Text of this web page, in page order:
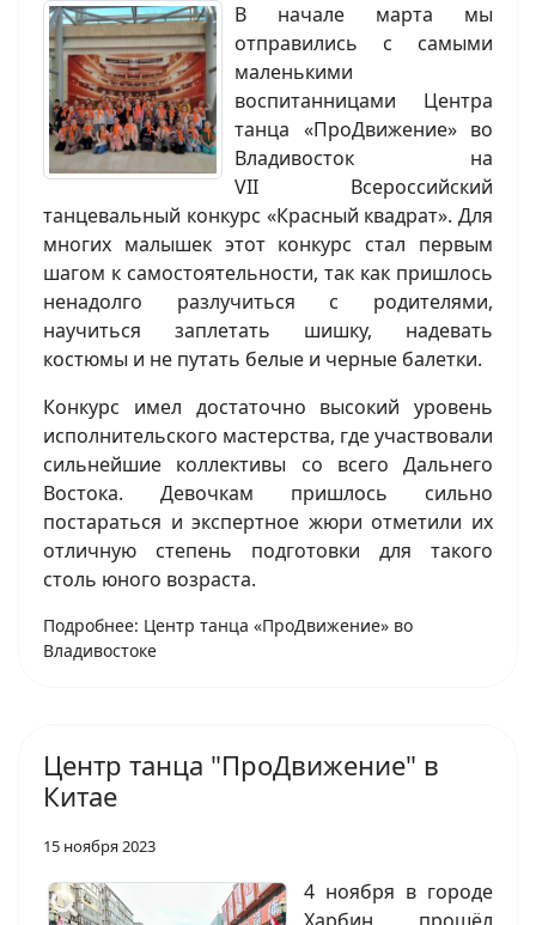
В начале марта мы
отправились с самыми
маленькими
воспитанницами Центра
танца «ПроДвижение» во
Владивосток на
VII Всероссийский
танцевальный конкурс «Красный квадрат». Для
многих малышек этот конкурс стал первым
шагом к самостоятельности, так как пришлось
ненадолго разлучиться с родителями,
научиться заплетать шишку, надевать
костюмы и не путать белые и черные балетки.
Конкурс имел достаточно высокий уровень
исполнительского мастерства, где участвовали
сильнейшие коллективы со всего Дальнего
Востока. Девочкам пришлось сильно
постараться и экспертное жюри отметили их
отличную степень подготовки для такого
столь юного возраста.
Подробнее: Центр танца «ПроДвижение» во
Владивостоке
Центр танца "ПроДвижение" в
Китае
15 ноября 2023
4 ноября в городе